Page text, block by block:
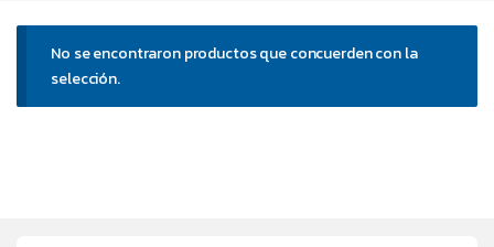
No se encontraron productos que concuerden con la
selección.